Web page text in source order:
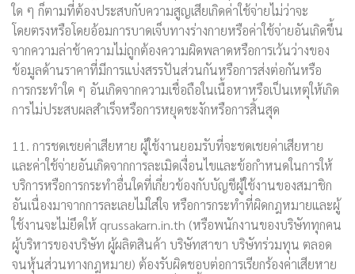
ใด ๆ ก็ตามที่ต้องประสบกับความสูญเสียเกิดค่าใช้จ่ายไม่ว่าจะ
โดยตรงหรือโดยอ้อมการบาดเจ็บทางร่างกายหรือค่าใช้จ่ายอันเกิดขึ้น
จากความล่าช้าความไม่ถูกต้องความผิดพลาดหรือการเว้นว่างของ
ข้อมูลด้านราคาที่มีการแบ่งสรรปันส่วนกันหรือการส่งต่อกันหรือ
การกระทำใด ๆ อันเกิดจากความเชื่อถือในเนื้อหาหรือเป็นเหตุให้เกิด
การไม่ประสบผลสำเร็จหรือการหยุดชะงักหรือการสิ้นสุด
11. การชดเชยค่าเสียหาย ผู้ใช้งานยอมรับที่จะชดเชยค่าเสียหาย
และค่าใช้จ่ายอันเกิดจากการละเมิดเงื่อนไขและข้อกำหนดในการให้
บริการหรือการกระทำอื่นใดที่เกี่ยวข้องกับบัญชีผู้ใช้งานของสมาชิก
อันเนื่องมาจากการละเลยไม่ใส่ใจ หรือการกระทำที่ผิดกฎหมายและผู้
ใช้งานจะไม่ยึดให้ qrussakarn.in.th (หรือพนักงานของบริษัททุกคน
ผู้บริหารของบริษัท ผู้ผลิตสินค้า บริษัทสาขา บริษัทร่วมทุน ตลอด
จนหุ้นส่วนทางกฎหมาย) ต้องรับผิดชอบต่อการเรียกร้องค่าเสียหาย